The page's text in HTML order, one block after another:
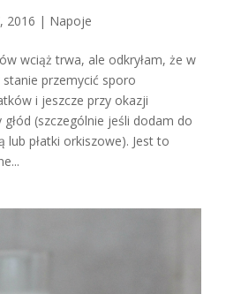
2016 | Napoje
wciąż trwa, ale odkryłam, że w
przemycić sporo
i jeszcze przy okazji
głód (szczególnie jeśli dodam do
lub płatki orkiszowe). Jest to